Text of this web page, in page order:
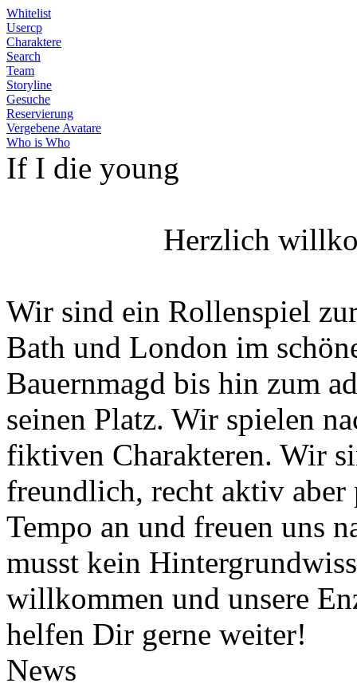
Whitelist
Usercp
Charaktere
Search
Team
Storyline
Gesuche
Reservierung
Vergebene Avatare
Who is Who
If I die young
Herzlich
Wir sind ein Rollenspiel
Bath und London im
Bauernmagd bis hin zum
seinen Platz. Wir spielen
fiktiven Charakteren. Wir
freundlich, recht aktiv aber
Tempo an und freuen uns
musst kein
willkommen und unsere
helfen Dir gerne weiter!
News